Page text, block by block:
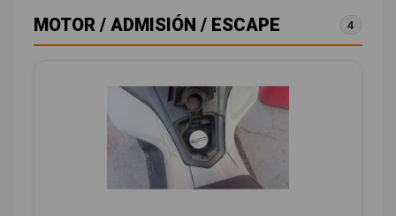
MOTOR / ADMISIÓN / ESCAPE 4